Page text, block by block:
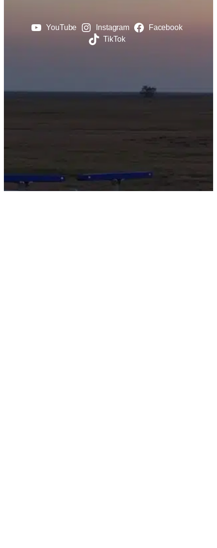
YouTube Instagram
Facebook
TikTok